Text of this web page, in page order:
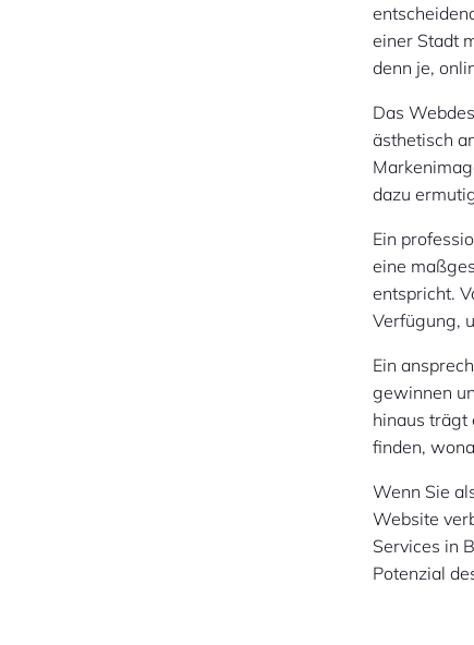
einer Stadt
denn je,
Das
ästhetisch
dazu
Ein
eine
entspricht.
Verfügung,
Ein
gewinnen
hinaus trägt
finden,
Wenn Sie
Website
Services in
Potenzial